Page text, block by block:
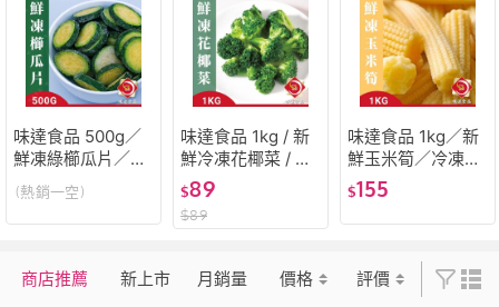
味達食品 500g／
鮮凍綠櫛瓜片／節
瓜／櫛瓜／冷凍櫛
瓜／冷凍蔬菜／蔬
菜／冷凍節瓜／綠
(熱銷一空)
味達食品 1kg / 新
鮮冷凍花椰菜 / 花
椰菜 / 冷凍蔬菜系
列 / 青花菜 / 冷凍
蔬菜 / 蔬菜 / 綠花
$89
$89
味達食品 1kg／新
鮮玉米筍／冷凍玉
米筍／冷凍蔬菜／
鮮脆／玉米／切段
玉米筍／冷凍蔬菜
$155
商店推薦 新上市 月銷量 價格 評價